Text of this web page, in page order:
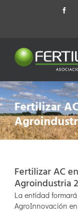
Fertilizar
Fertilizar AC
Agroindustria
La entidad
AgroInnovación